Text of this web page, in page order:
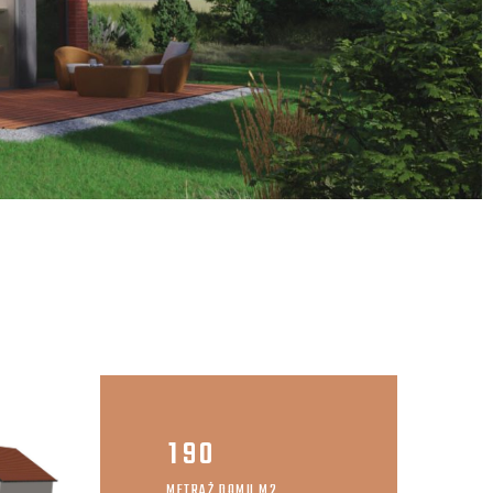
190